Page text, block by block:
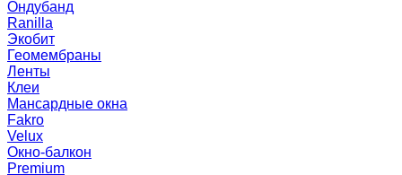
Ондубанд
Ranilla
Экобит
Геомембраны
Ленты
Клеи
Мансардные окна
Fakro
Velux
Окно-балкон
Premium